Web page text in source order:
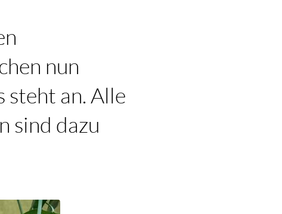
nun
steht an. Alle
sind dazu